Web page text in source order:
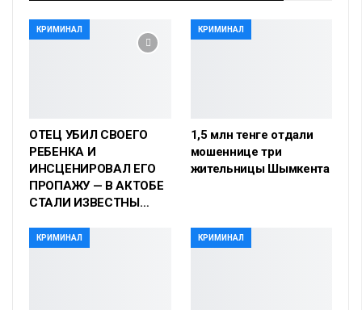
КРИМИНАЛ
ОТЕЦ УБИЛ СВОЕГО
РЕБЕНКА И
ИНСЦЕНИРОВАЛ ЕГО
ПРОПАЖУ — В АКТОБЕ
СТАЛИ ИЗВЕСТНЫ…
КРИМИНАЛ
1,5 млн тенге отдали
мошеннице три
жительницы Шымкента
КРИМИНАЛ КРИМИНАЛ